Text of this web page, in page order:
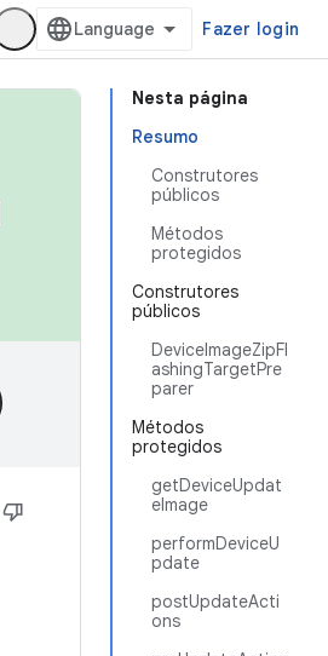
Fazer login
Nesta página
Resumo
Construtores
públicos
Métodos
protegidos
Construtores
públicos
DeviceImageZipFl
ashingTargetPre
parer
Métodos
protegidos
getDeviceUpdat
eImage
performDeviceU
pdate
postUpdateActi
ons